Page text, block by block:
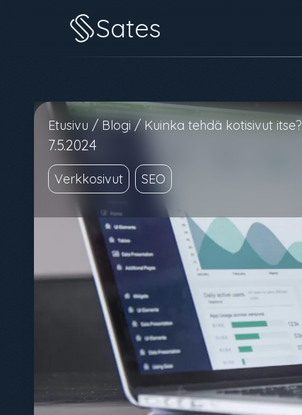
Sates
Etusivu / Blogi/ Kuinka tehdä kotisivut itse?
7.5.2024
Verkkosivut SEO